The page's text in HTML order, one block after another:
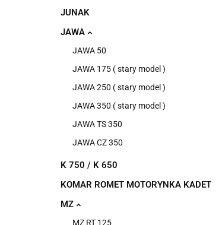
JUNAK
JAWA
JAWA 50
JAWA 175 ( stary model )
JAWA 250 ( stary model )
JAWA 350 ( stary model )
JAWA TS 350
JAWA CZ 350
K 750 / K 650
KOMAR ROMET MOTORYNKA KADET
MZ
MZ RT 125